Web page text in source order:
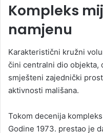
Kompleks
namjenu
Karakteristični kružni
čini centralni dio objekta,
smješteni zajednički
aktivnosti mališana.
Tokom decenija
Godine 1973. prestao je